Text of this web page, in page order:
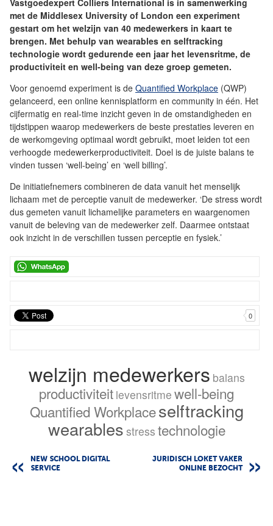
Vastgoedexpert Colliers International is in samenwerking
met de Middlesex University of London een experiment
gestart om het welzijn van 40 medewerkers in kaart te
brengen. Met behulp van wearables en selftracking
technologie wordt gedurende een jaar het levensritme, de
productiviteit en well-being van deze groep gemeten.
Voor genoemd experiment is de Quantified Workplace (QWP)
gelanceerd, een online kennisplatform en community in één. Het
cijfermatig en real-time inzicht geven in de omstandigheden en
tijdstippen waarop medewerkers de beste prestaties leveren en
de werkomgeving optimaal wordt gebruikt, moet leiden tot een
verhoogde medewerkerproductiviteit. Doel is de juiste balans te
vinden tussen ‘well-being’ en ‘well billing’.
De initiatiefnemers combineren de data vanuit het menselijk
lichaam met de perceptie vanuit de medewerker. ‘De stress wordt
dus gemeten vanuit lichamelijke parameters en waargenomen
vanuit de beleving van de medewerker zelf. Daarmee ontstaat
ook inzicht in de verschillen tussen perceptie en fysiek.’
0
welzijn medewerkers balans
productiviteit levensritme well-being
Quantified Workplaceselftracking
wearables stress technologie
NEW SCHOOL DIGITAL
SERVICE
JURIDISCH LOKET VAKER
ONLINE BEZOCHT